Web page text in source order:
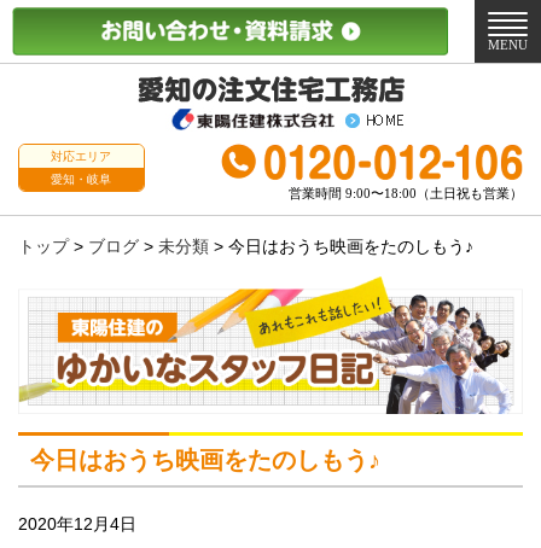
対応エリア
愛知・岐阜
営業時間 9:00〜18:00（土日祝も営業）
メ
ニ
MENU
トップ> ブログ > 未分類 > 今日はおうち映画をたのしもう♪
今日はおうち映画をたのしもう♪
2020年12月4日